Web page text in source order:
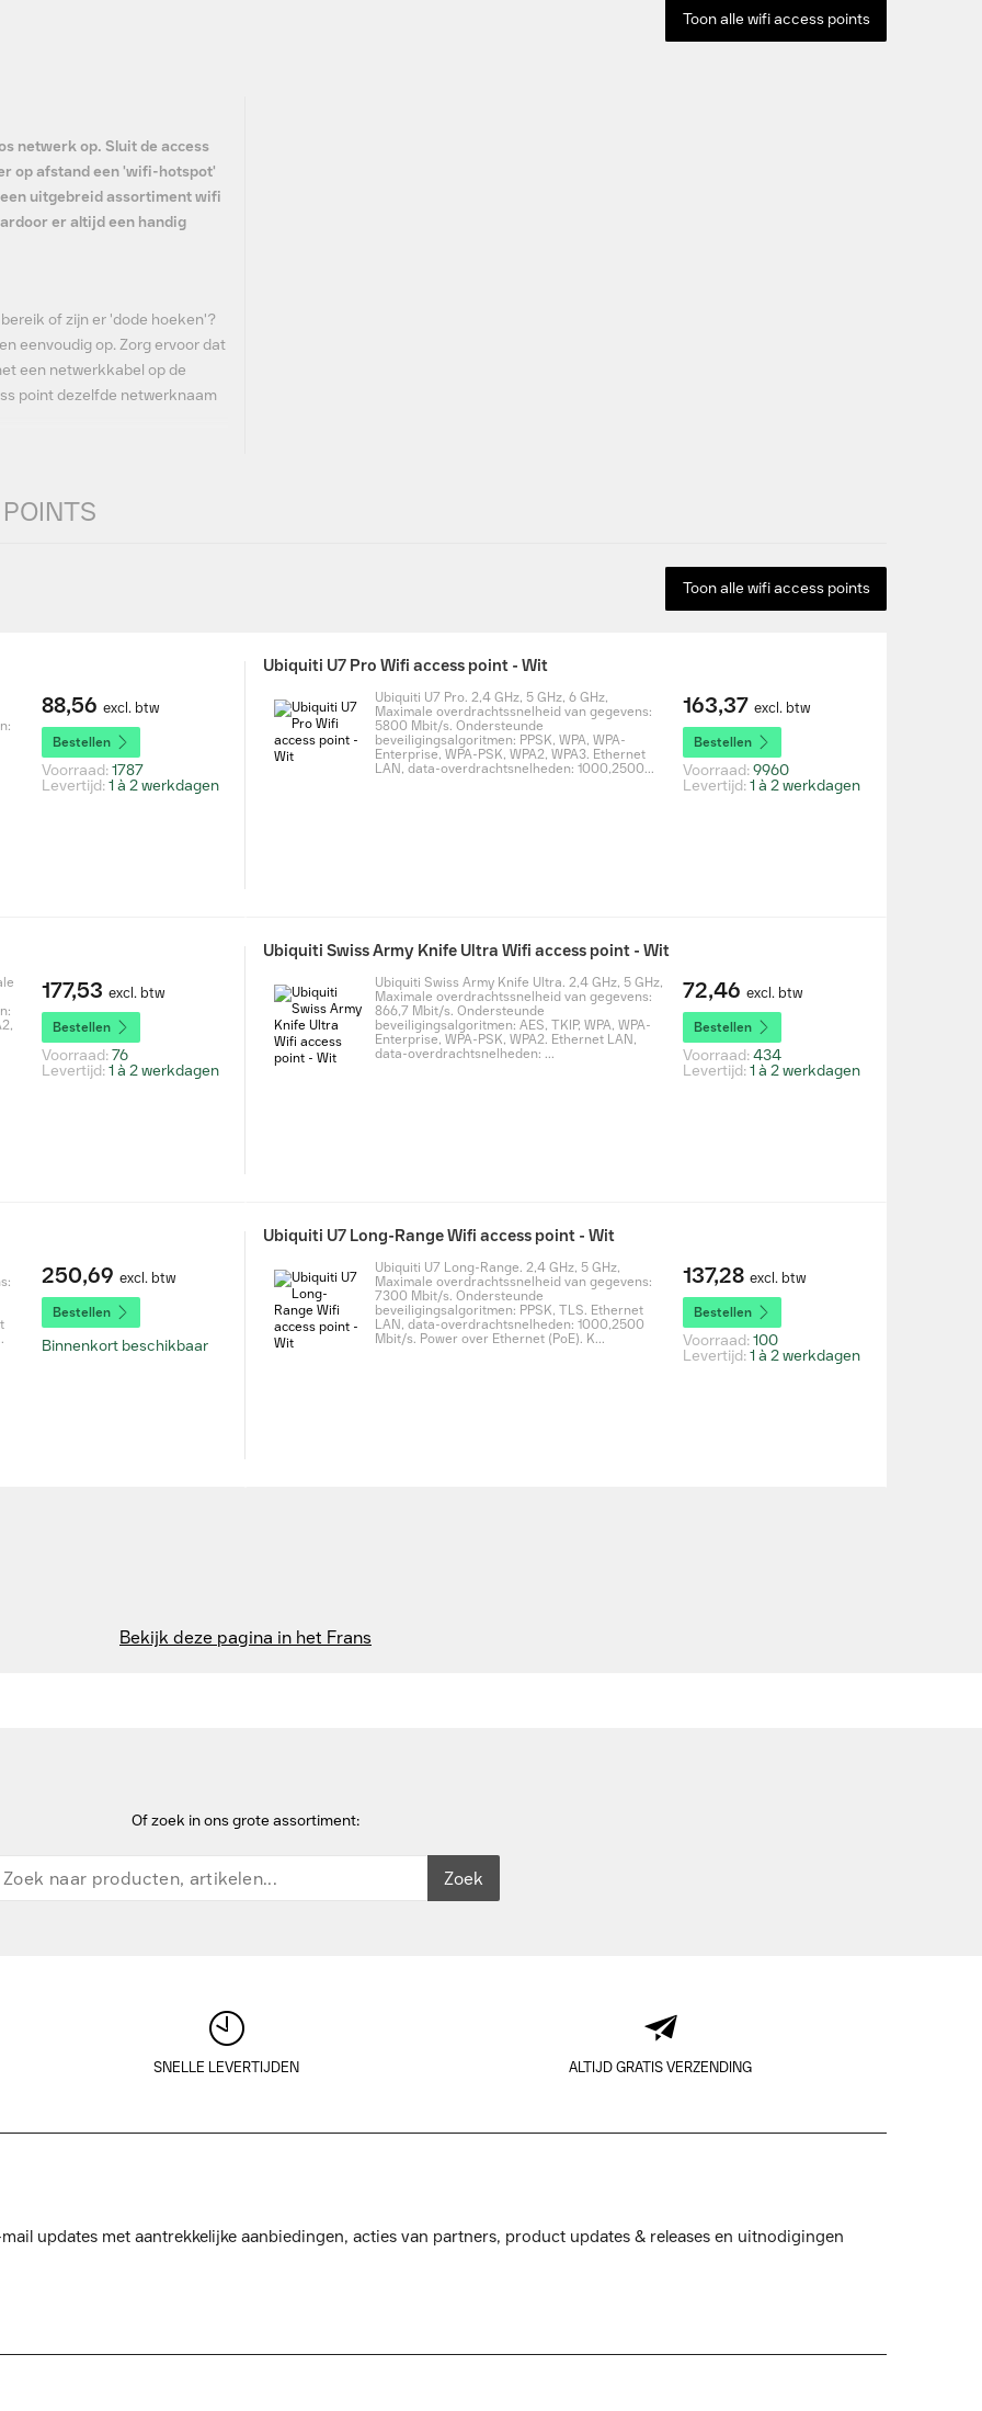
Toon alle wifi access points
netwerk op. Sluit de access
op afstand een 'wifi-hotspot'
uitgebreid assortiment wifi
er altijd een handig
of zijn er 'dode hoeken'?
eenvoudig op. Zorg ervoor dat
een netwerkkabel op de
point dezelfde netwerknaam
access point waarschijnlijk
of heeft u vragen over een
het kopen van een wifi
Toon alle wifi access points
88,56 excl. btw
Bestellen
Voorraad:1787
Levertijd:1 à 2 werkdagen
Ubiquiti U7 Pro Wifi access point - Wit
Ubiquiti U7 Pro. 2,4 GHz, 5 GHz, 6 GHz,
Maximale overdrachtssnelheid van gegevens:
5800 Mbit/s. Ondersteunde
beveiligingsalgoritmen: PPSK, WPA, WPA-
Enterprise, WPA-PSK, WPA2, WPA3. Ethernet
LAN, data-overdrachtsnelheden: 1000,2500...
163,37 excl. btw
Bestellen
Voorraad:9960
Levertijd:1 à 2 werkdagen
177,53 excl. btw
Bestellen
Voorraad:76
Levertijd:1 à 2 werkdagen
Ubiquiti Swiss Army Knife Ultra Wifi access point - Wit
Ubiquiti Swiss Army Knife Ultra. 2,4 GHz, 5 GHz,
Maximale overdrachtssnelheid van gegevens:
866,7 Mbit/s. Ondersteunde
beveiligingsalgoritmen: AES, TKIP, WPA, WPA-
Enterprise, WPA-PSK, WPA2. Ethernet LAN,
data-overdrachtsnelheden: ...
72,46 excl. btw
Bestellen
Voorraad:434
Levertijd:1 à 2 werkdagen
250,69 excl. btw
Bestellen
Binnenkort beschikbaar
Ubiquiti U7 Long-Range Wifi access point - Wit
Ubiquiti U7 Long-Range. 2,4 GHz, 5 GHz,
Maximale overdrachtssnelheid van gegevens:
7300 Mbit/s. Ondersteunde
beveiligingsalgoritmen: PPSK, TLS. Ethernet
LAN, data-overdrachtsnelheden: 1000,2500
Mbit/s. Power over Ethernet (PoE). K...
137,28 excl. btw
Bestellen
Voorraad:100
Levertijd:1 à 2 werkdagen
Bekijk deze pagina in het Frans
Of zoek in ons grote assortiment:
Zoek
SNELLE LEVERTIJDEN ALTIJD GRATIS VERZENDING
updates met aantrekkelijke aanbiedingen, acties van partners, product updates & releases en uitnodigingen